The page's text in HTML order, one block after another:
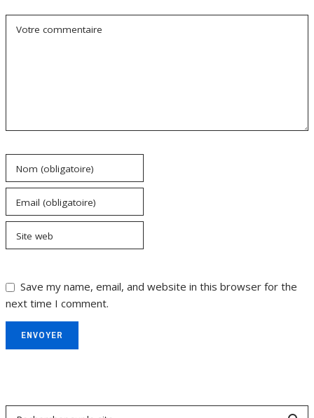
Votre commentaire
Nom (obligatoire)
Email (obligatoire)
Site web
Save my name, email, and website in this browser for the
next time I comment.
ENVOYER